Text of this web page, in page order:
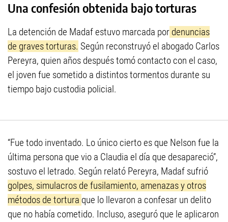
Una confesión obtenida bajo torturas
La detención de Madaf estuvo marcada por denuncias
de graves torturas. Según reconstruyó el abogado Carlos
Pereyra, quien años después tomó contacto con el caso,
el joven fue sometido a distintos tormentos durante su
tiempo bajo custodia policial.
“Fue todo inventado. Lo único cierto es que Nelson fue la
última persona que vio a Claudia el día que desapareció”,
sostuvo el letrado. Según relató Pereyra, Madaf sufrió
golpes, simulacros de fusilamiento, amenazas y otros
métodos de tortura que lo llevaron a confesar un delito
que no había cometido. Incluso, aseguró que le aplicaron